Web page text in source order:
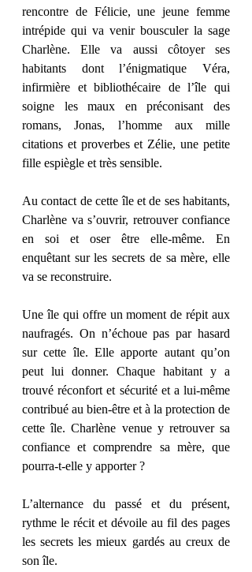
rencontre de Félicie, une jeune femme
intrépide qui va venir bousculer la sage
Charlène. Elle va aussi côtoyer ses
habitants dont l’énigmatique Véra,
infirmière et bibliothécaire de l’île qui
soigne les maux en préconisant des
romans, Jonas, l’homme aux mille
citations et proverbes et Zélie, une petite
fille espiègle et très sensible.
Au contact de cette île et de ses habitants,
Charlène va s’ouvrir, retrouver confiance
en soi et oser être elle-même. En
enquêtant sur les secrets de sa mère, elle
va se reconstruire.
Une île qui offre un moment de répit aux
naufragés. On n’échoue pas par hasard
sur cette île. Elle apporte autant qu’on
peut lui donner. Chaque habitant y a
trouvé réconfort et sécurité et a lui-même
contribué au bien-être et à la protection de
cette île. Charlène venue y retrouver sa
confiance et comprendre sa mère, que
pourra-t-elle y apporter ?
L’alternance du passé et du présent,
rythme le récit et dévoile au fil des pages
les secrets les mieux gardés au creux de
son île.